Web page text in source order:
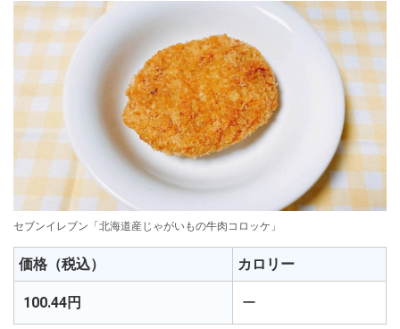
セブンイレブン「北海道産じゃがいもの牛肉コロッケ」
価格（税込） カロリー
100.44円 ー